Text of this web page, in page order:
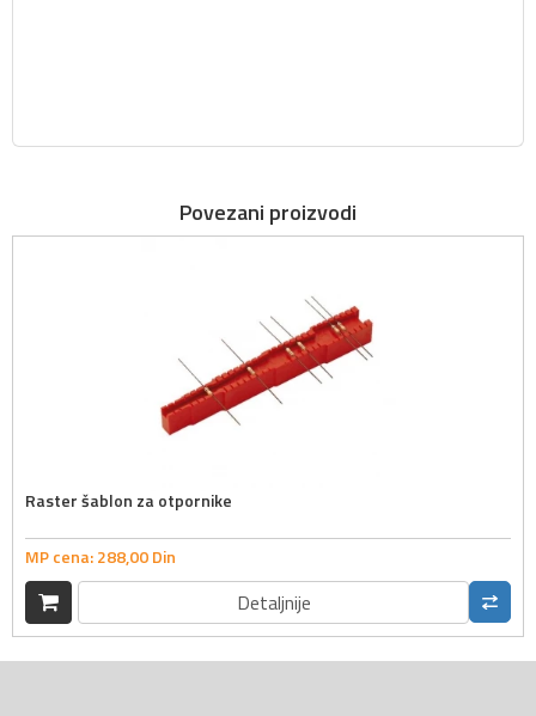
Povezani proizvodi
Raster šablon za otpornike
MP cena:288,00Din
Detaljnije